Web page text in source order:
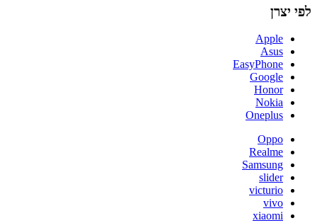
לפי יצרן
Apple
Asus
EasyPhone
Google
Honor
Nokia
Oneplus
Oppo
Realme
Samsung
slider
victurio
vivo
xiaomi